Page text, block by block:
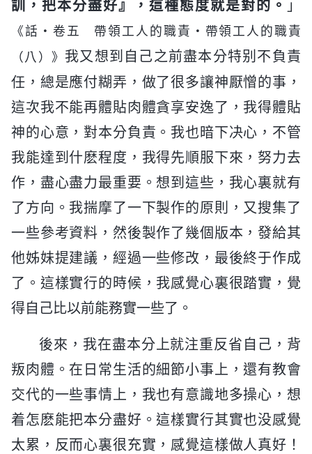
訓，把本分盡好』，這種態度就是對的。 」
《話・卷五 帶領工人的職責・帶領工人的職責
（八）》 我又想到自己之前盡本分特别不負責
任，總是應付糊弄，做了很多讓神厭憎的事，
這次我不能再體貼肉體貪享安逸了，我得體貼
神的心意，對本分負責。我也暗下决心，不管
我能達到什麽程度，我得先順服下來，努力去
作，盡心盡力最重要。想到這些，我心裏就有
了方向。我揣摩了一下製作的原則，又搜集了
一些參考資料，然後製作了幾個版本，發給其
他姊妹提建議，經過一些修改，最後終于作成
了。這樣實行的時候，我感覺心裏很踏實，覺
得自己比以前能務實一些了。
後來，我在盡本分上就注重反省自己，背
叛肉體。在日常生活的細節小事上，還有教會
交代的一些事情上，我也有意識地多操心，想
着怎麽能把本分盡好。這樣實行其實也没感覺
太累，反而心裏很充實，感覺這樣做人真好！